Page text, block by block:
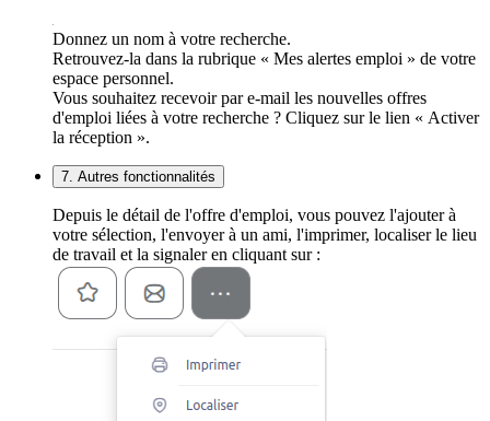
Donnez un nom à votre recherche.
Retrouvez-la dans la rubrique « Mes alertes emploi » de votre
espace personnel.
Vous souhaitez recevoir par e-mail les nouvelles offres
d'emploi liées à votre recherche ? Cliquez sur le lien « Activer
la réception ».
7. Autres fonctionnalités
Depuis le détail de l'offre d'emploi, vous pouvez l'ajouter à
votre sélection, l'envoyer à un ami, l'imprimer, localiser le lieu
de travail et la signaler en cliquant sur :